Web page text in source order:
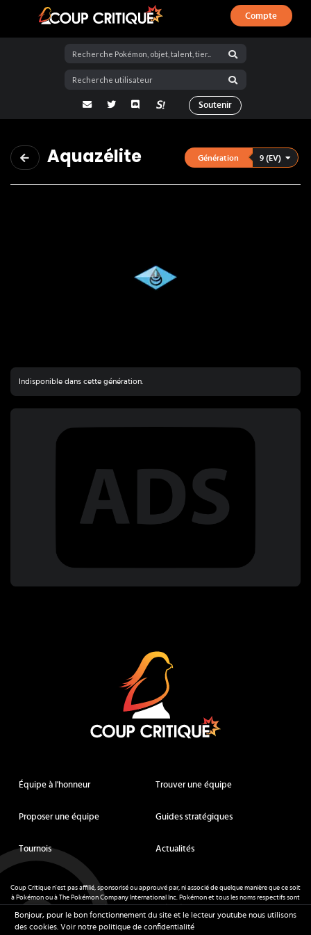
Coup Critique
Compte
adresse email
Twitter Discord La Salty Room sur Pokémon
Soutenir
Aquazélite Génération 9 (EV)
Indisponible dans cette génération.
Équipe à l'honneur Trouver une équipe
Proposer une équipe Guides stratégiques
Tournois Actualités
Coup Critique n'est pas affilié, sponsorisé ou approuvé par, ni associé de quelque manière que ce soit
à Pokémon ou à The Pokémon Company International Inc. Pokémon et tous les noms respectifs sont
des marques déposées et des marques déposées. © de Nintendo 1996-2026.
Mentions légales - CGU- Tous droits réservés - Coup Critique
Bonjour, pour le bon fonctionnement du site et le lecteur youtube nous utilisons
des cookies. Voir notre politique de confidentialité